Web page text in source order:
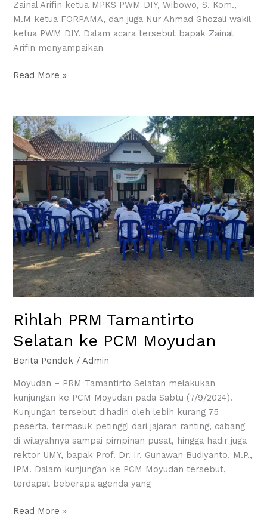
Zainal Arifin ketua MPKS PWM DIY, Wibowo, S. Kom.,
M.M ketua FORPAMA, dan juga Nur Ahmad Ghozali wakil
ketua PWM DIY. Dalam acara tersebut bapak Zainal
Arifin menyampaikan
Read More »
Rihlah PRM Tamantirto
Selatan ke PCM Moyudan
Berita Pendek /Admin
Moyudan – PRM Tamantirto Selatan melakukan
kunjungan ke PCM Moyudan pada Sabtu (7/9/2024).
Kunjungan tersebut dihadiri oleh lebih kurang 75
peserta, termasuk petinggi dari jajaran ranting, cabang
di wilayahnya sampai pimpinan pusat, hingga hadir juga
rektor UMY, bapak Prof. Dr. Ir. Gunawan Budiyanto, M.P.,
IPM. Dalam kunjungan ke PCM Moyudan tersebut,
terdapat beberapa agenda yang
Rihlah
PRM
Tamantirto
Selatan
ke
PCM
Moyudan
Read More »